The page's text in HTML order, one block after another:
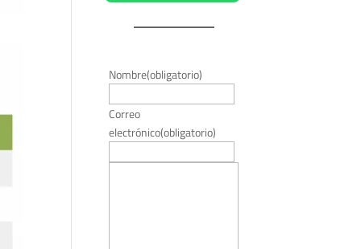
Nombre(obligatorio)
Correo
electrónico(obligatorio)